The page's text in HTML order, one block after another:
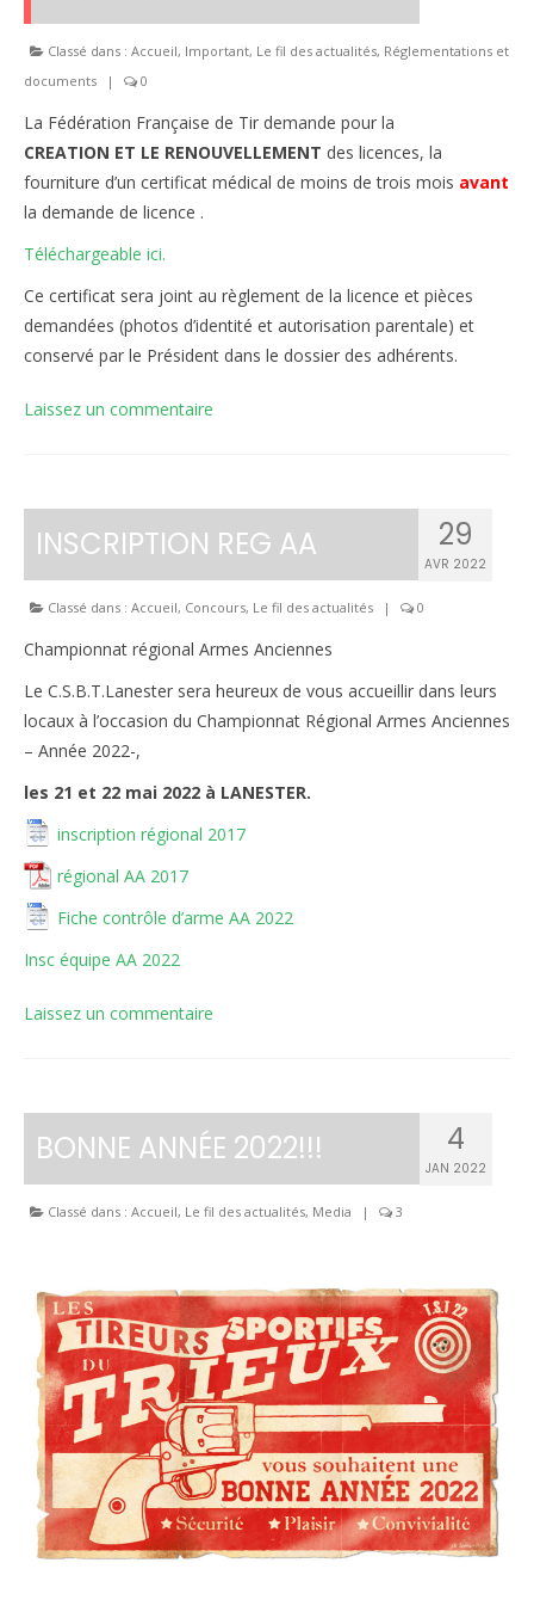
Les réglementations et documents
Les règles de sécurité
Les tirs pratiqués
Les catégories d’âges FFTIR
ÉVÈNEMENTS
CONTACT
Classé dans : Accueil, Important, Le fil des actualités, Réglementations et
documents
| 0
La Fédération Française de Tir demande pour la
CREATION ET LE RENOUVELLEMENT des licences, la
fourniture d’un certificat médical de moins de trois mois avant
la demande de licence .
Téléchargeable ici.
Ce certificat sera joint au règlement de la licence et pièces
demandées (photos d’identité et autorisation parentale) et
conservé par le Président dans le dossier des adhérents.
Laissez un commentaire
29
AVR 2022
INSCRIPTION REG AA
Classé dans : Accueil, Concours, Le fil des actualités | 0
Championnat régional Armes Anciennes
Le C.S.B.T.Lanester sera heureux de vous accueillir dans leurs
locaux à l’occasion du Championnat Régional Armes Anciennes
– Année 2022-,
les 21 et 22 mai 2022 à LANESTER.
inscription régional 2017
régional AA 2017
Fiche contrôle d’arme AA 2022
Insc équipe AA 2022
Laissez un commentaire
4
JAN 2022
BONNE ANNÉE 2022!!!
Classé dans : Accueil, Le fil des actualités, Media | 3